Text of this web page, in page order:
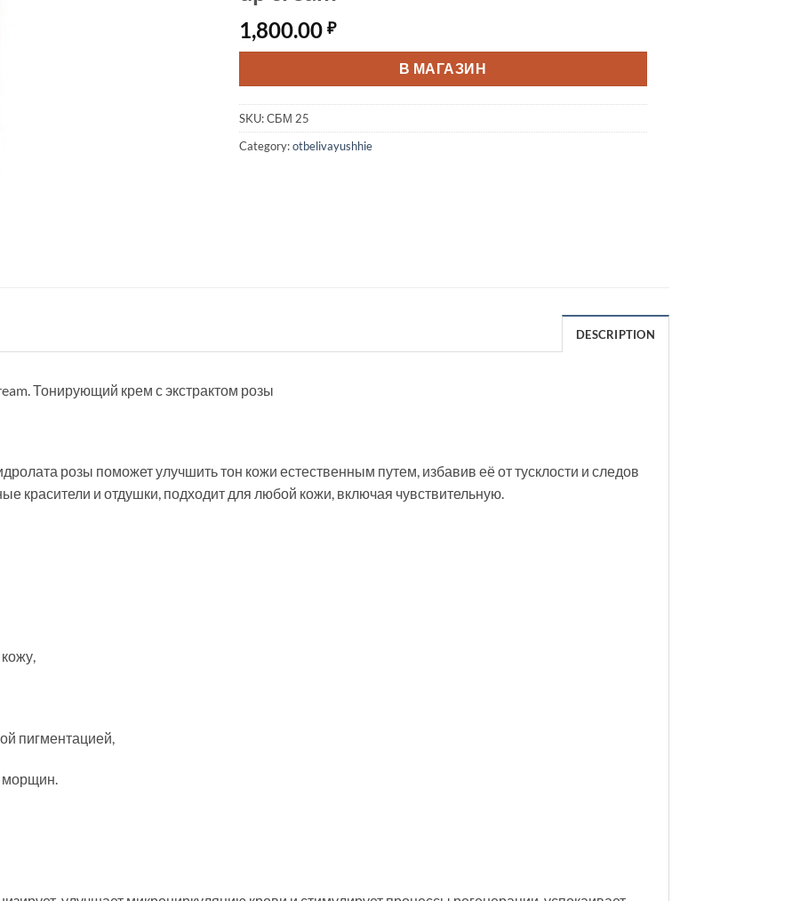
1,800.00 ₽
В МАГАЗИН
SKU:СБМ 25
Category:otbelivayushhie
DESCRIPTION
Тонирующий крем с экстрактом розы
розы поможет улучшить тон кожи естественным путем, избавив её от тусклости и следов
красители и отдушки, подходит для любой кожи, включая чувствительную.
пигментацией,
морщин.